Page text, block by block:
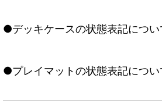
●デッキケースの状態表記につい
●プレイマットの状態表記につい